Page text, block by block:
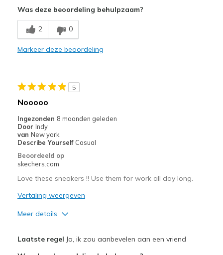
Comfortable
Durable
Poor Cushioning
Beste toepassingen
Casual Wear
Sizing
Feels true to size
View On Shoes
I'm Really Into Shoes
Was deze beoordeling behulpzaam?
2 0
Markeer deze beoordeling
5
Nooooo
Ingezonden 8 maanden geleden
Door Indy
van New york
Describe Yourself Casual
Beoordeeld op
skechers.com
Love these sneakers !! Use them for work all day long.
Vertaling weergeven
Meer details
Laatste regel Ja, ik zou aanbevelen aan een vriend